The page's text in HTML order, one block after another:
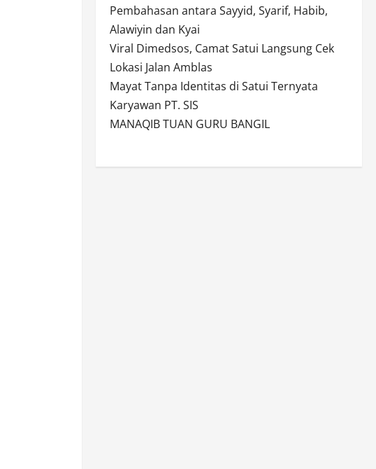
Pembahasan antara Sayyid, Syarif, Habib,
Alawiyin dan Kyai
Viral Dimedsos, Camat Satui Langsung Cek
Lokasi Jalan Amblas
Mayat Tanpa Identitas di Satui Ternyata
Karyawan PT. SIS
MANAQIB TUAN GURU BANGIL